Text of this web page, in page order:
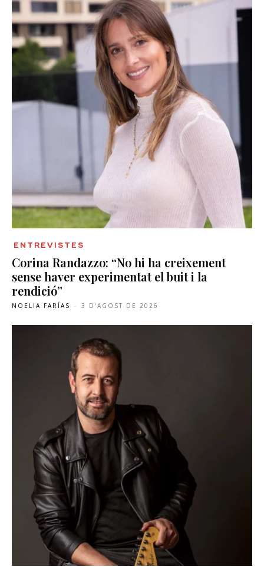
ENTREVISTES
Corina Randazzo: “No hi ha creixement
sense haver experimentat el buit i la
rendició”
NOELIA FARÍAS - 3 D'AGOST DE 2026